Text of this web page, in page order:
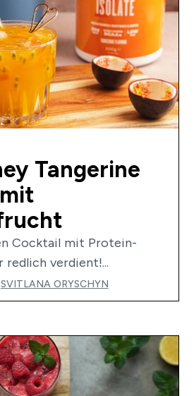
Tangerine
Cocktail mit Protein-
redlich verdient!...
SVITLANA ORYSCHYN